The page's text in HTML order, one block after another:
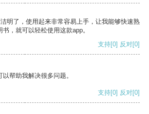
明了，使用起来非常容易上手，让我能够快速熟
，就可以轻松使用这款app。
支持[0] 反对[0]
帮助我解决很多问题。
支持[0] 反对[0]